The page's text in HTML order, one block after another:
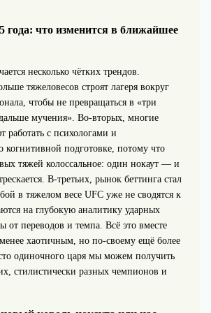
года: что изменится в ближайшее
несколько чётких трендов.
тяжеловесов строят лагеря вокруг
чтобы не превращаться в «три
мучения». Во‑вторых, многие
работать с психологами и
когнитивной подготовке, потому что
тяжей колоссальное: один нокаут — и
В‑третьих, рынок беттинга стал
в тяжелом весе UFC уже не сводятся к
на глубокую аналитику ударных
от переводов и темпа. Всё это вместе
хаотичным, но по‑своему ещё более
одиночного царя мы можем получить
стилистически разных чемпионов и